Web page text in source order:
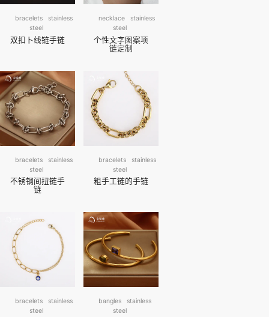
bracelets
stainless
steel
双扣卜线链手链
necklace
stainless
steel
个性文字图案项
链定制
bracelets
stainless
steel
不锈钢间扭链手
链
bracelets
stainless
steel
粗手工链的手链
bracelets
stainless
steel
bangles
stainless
steel